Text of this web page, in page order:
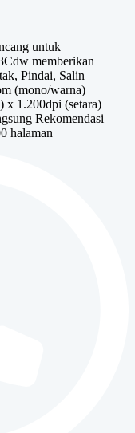
untuk
memberikan
Pindai, Salin
(mono/warna)
x 1.200dpi (setara)
Rekomendasi
halaman